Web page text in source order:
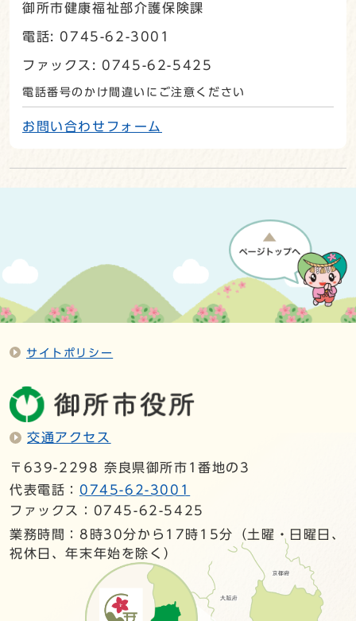
御所市健康福祉部介護保険課
電話: 0745-62-3001
ファックス: 0745-62-5425
電話番号のかけ間違いにご注意ください
お問い合わせフォーム
サイトポリシー
交通アクセス
〒639-2298 奈良県御所市1番地の3
代表電話： 0745-62-3001
ファックス：0745-62-5425
業務時間：8時30分から17時15分（土曜・日曜日、
祝休日、年末年始を除く）